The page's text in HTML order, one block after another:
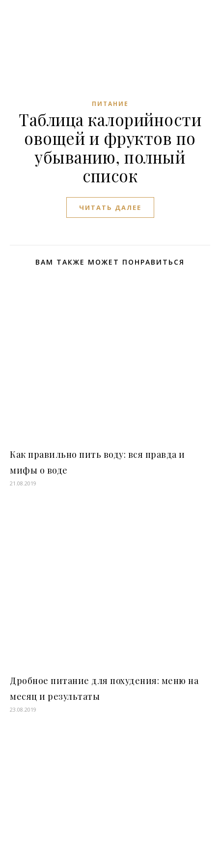
ПИТАНИЕ
Таблица калорийности
овощей и фруктов по
убыванию, полный
список
ЧИТАТЬ ДАЛЕЕ
ВАМ ТАКЖЕ МОЖЕТ ПОНРАВИТЬСЯ
Как правильно пить воду: вся правда и
мифы о воде
21.08.2019
Дробное питание для похудения: меню на
месяц и результаты
23.08.2019